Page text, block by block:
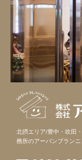
北摂エリア/豊中・吹田
務所のアーバンプランニ